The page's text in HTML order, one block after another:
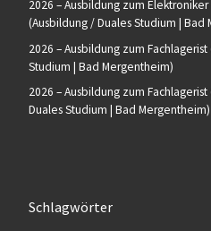
2026 – Ausbildung zum
(Ausbildung / Duales Studium | Bad
2026 – Ausbildung zum
Studium | Bad Mergentheim)
2026 – Ausbildung zum
Duales Studium | Bad Mergentheim)
Schlagwörter